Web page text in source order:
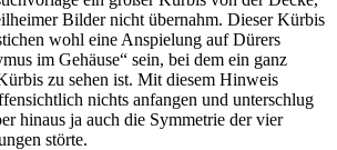
Bilder nicht übernahm. Dieser Kürbis
wohl eine Anspielung auf Dürers
im Gehäuse“ sein, bei dem ein ganz
zu sehen ist. Mit diesem Hinweis
nichts anfangen und unterschlug
hinaus ja auch die Symmetrie der vier
störte.